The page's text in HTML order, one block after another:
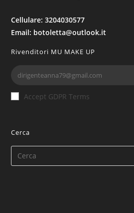
Cellulare: 3204030577
Email: botoletta@outlook.it
Rivenditori MU MAKE UP
Accept GDPR Terms
Cerca